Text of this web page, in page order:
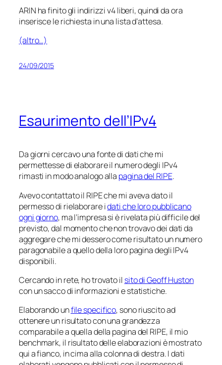
ARIN ha finito gli indirizzi v4 liberi, quindi da ora
inserisce le richiesta in una lista d’attesa.
(altro…)
24/09/2015
Esaurimento dell’IPv4
Da giorni cercavo una fonte di dati che mi
permettesse di elaborare il numero degli IPv4
rimasti in modo analogo alla pagina del RIPE.
Avevo contattato il RIPE che mi aveva dato il
permesso di rielaborare idati che loro pubblicano
ogni giorno, ma l’impresa si è rivelata più difficile del
previsto, dal momento che non trovavo dei dati da
aggregare che mi dessero come risultato un numero
paragonabile a quello della loro pagina degli IPv4
disponibili.
Cercando in rete, ho trovato il sito di Geoff Huston
con un sacco di informazioni e statistiche.
Elaborando unfile specifico, sono riuscito ad
ottenere un risultato con una grandezza
comparabile a quella della pagina del RIPE, il mio
benchmark, il risultato delle elaborazioni è mostrato
qui a fianco, in cima alla colonna di destra. I dati